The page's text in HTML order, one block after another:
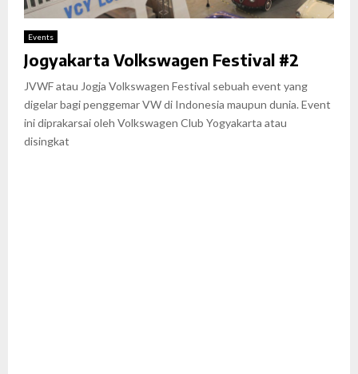
Events
Jogyakarta Volkswagen Festival #2
JVWF atau Jogja Volkswagen Festival sebuah event yang
digelar bagi penggemar VW di Indonesia maupun dunia. Event
ini diprakarsai oleh Volkswagen Club Yogyakarta atau
disingkat